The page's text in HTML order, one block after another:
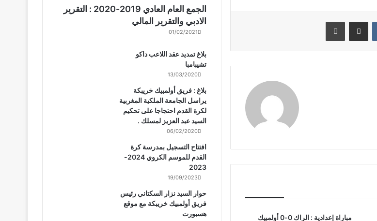
مشاركة عبر البريد طباعة
مباراة إعدادية : الراك 0-0 أولمبيك
الجمع العام العادي 2019-2020 : التقرير
الادبي والتقرير المالي
01/02/2021
بلاغ تمديد عقد اللاعب داكو
تشيبامبا
13/03/2020
بلاغ : فريق أولمبيك خريبكة
يراسل الجامعة الملكية المغربية
لكرة القدم احتجاجا على تحكيم
السيد عبد العزيز لمسلك .
06/02/2020
افتتاح التسجيل بمدرسة كرة
القدم للموسم الكروي 2024-
2023
19/09/2023
حوار السيد نزار السكتاني رئيس
فريق أولمبيك خريبكة مع موقع
هسبورت